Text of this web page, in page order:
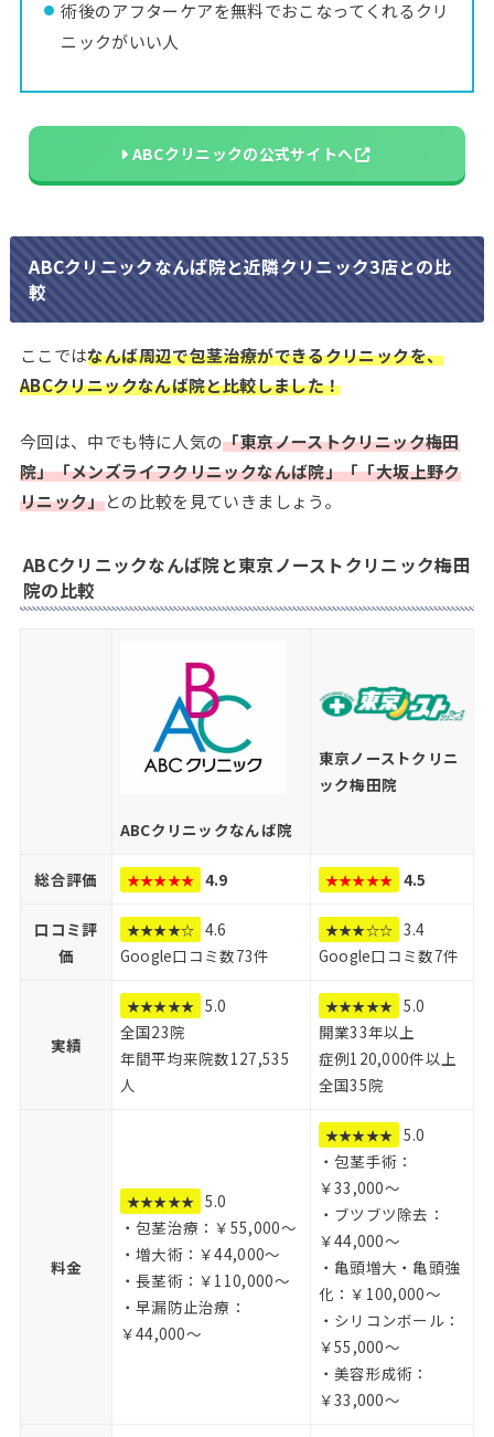
術後のアフターケアを無料でおこなってくれるクリ
ニックがいい人
ABCクリニックの公式サイトへ
ABCクリニックなんば院と近隣クリニック3店との比
較
ここではなんば周辺で包茎治療ができるクリニックを、
ABCクリニックなんば院と比較しました！
今回は、中でも特に人気の「東京ノーストクリニック梅田
院」「メンズライフクリニックなんば院」「「大坂上野ク
リニック」との比較を見ていきましょう。
ABCクリニックなんば院と東京ノーストクリニック梅田
院の比較
ABCクリニックなんば院
東京ノーストクリニ
ック梅田院
総合評価 ★★★★★ 4.9 ★★★★★ 4.5
口コミ評
価
★★★★☆ 4.6
Google口コミ数73件
★★★☆☆ 3.4
Google口コミ数7件
実績
★★★★★ 5.0
全国23院
年間平均来院数127,535
人
★★★★★ 5.0
開業33年以上
症例120,000件以上
全国35院
料金
★★★★★ 5.0
・包茎治療：￥55,000～
・増大術：￥44,000～
・長茎術：￥110,000～
・早漏防止治療：
￥44,000～
★★★★★ 5.0
・包茎手術：
￥33,000～
・ブツブツ除去：
￥44,000～
・亀頭増大・亀頭強
化：￥100,000～
・シリコンボール：
￥55,000～
・美容形成術：
￥33,000～